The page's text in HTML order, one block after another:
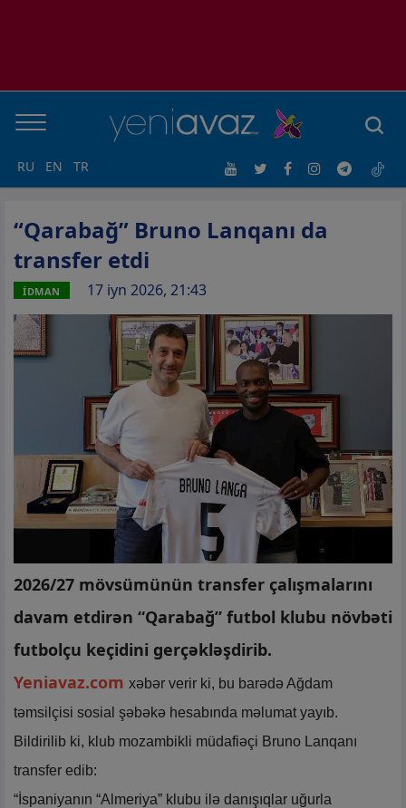
RU EN TR
“Qarabağ” Bruno Lanqanı da
transfer etdi
İDMAN 17 iyn 2026, 21:43
2026/27 mövsümünün transfer çalışmalarını
davam etdirən “Qarabağ” futbol klubu növbəti
futbolçu keçidini gerçəkləşdirib.
Yeniavaz.com xəbər verir ki, bu barədə Ağdam
təmsilçisi sosial şəbəkə hesabında məlumat yayıb.
Bildirilib ki, klub mozambikli müdafiəçi Bruno Lanqanı
transfer edib:
“İspaniyanın “Almeriya” klubu ilə danışıqlar uğurla